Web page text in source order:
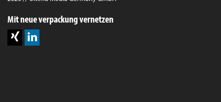
Mit neue verpackung vernetzen